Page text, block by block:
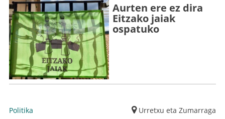
Aurten ere ez dira
Eitzako jaiak
ospatuko
Politika Urretxu eta Zumarraga